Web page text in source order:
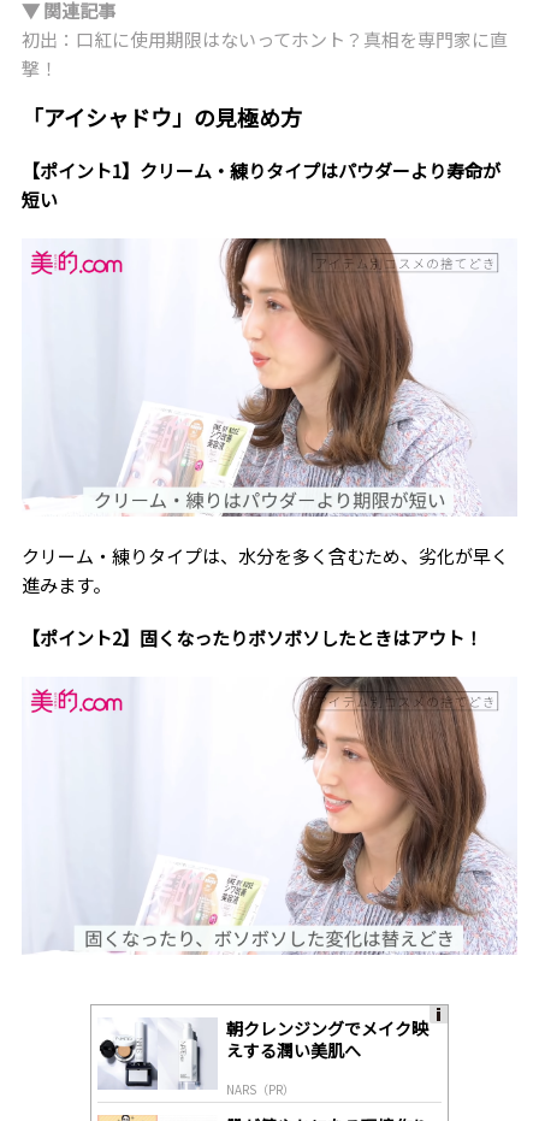
▼ 関連記事
初出：口紅に使用期限はないってホント？真相を専門家に直
撃！
「アイシャドウ」の見極め方
【ポイント1】クリーム・練りタイプはパウダーより寿命が
短い
クリーム・練りタイプは、水分を多く含むため、劣化が早く
進みます。
【ポイント2】固くなったりボソボソしたときはアウト！
朝クレンジングでメイク映
えする潤い美肌へ
NARS（PR）